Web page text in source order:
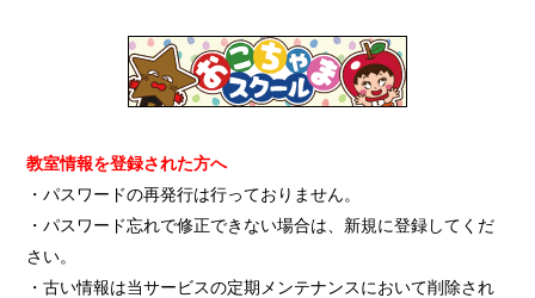
教室情報を登録された方へ
・パスワードの再発行は行っておりません。
・パスワード忘れで修正できない場合は、新規に登録してくだ
さい。
・古い情報は当サービスの定期メンテナンスにおいて削除され